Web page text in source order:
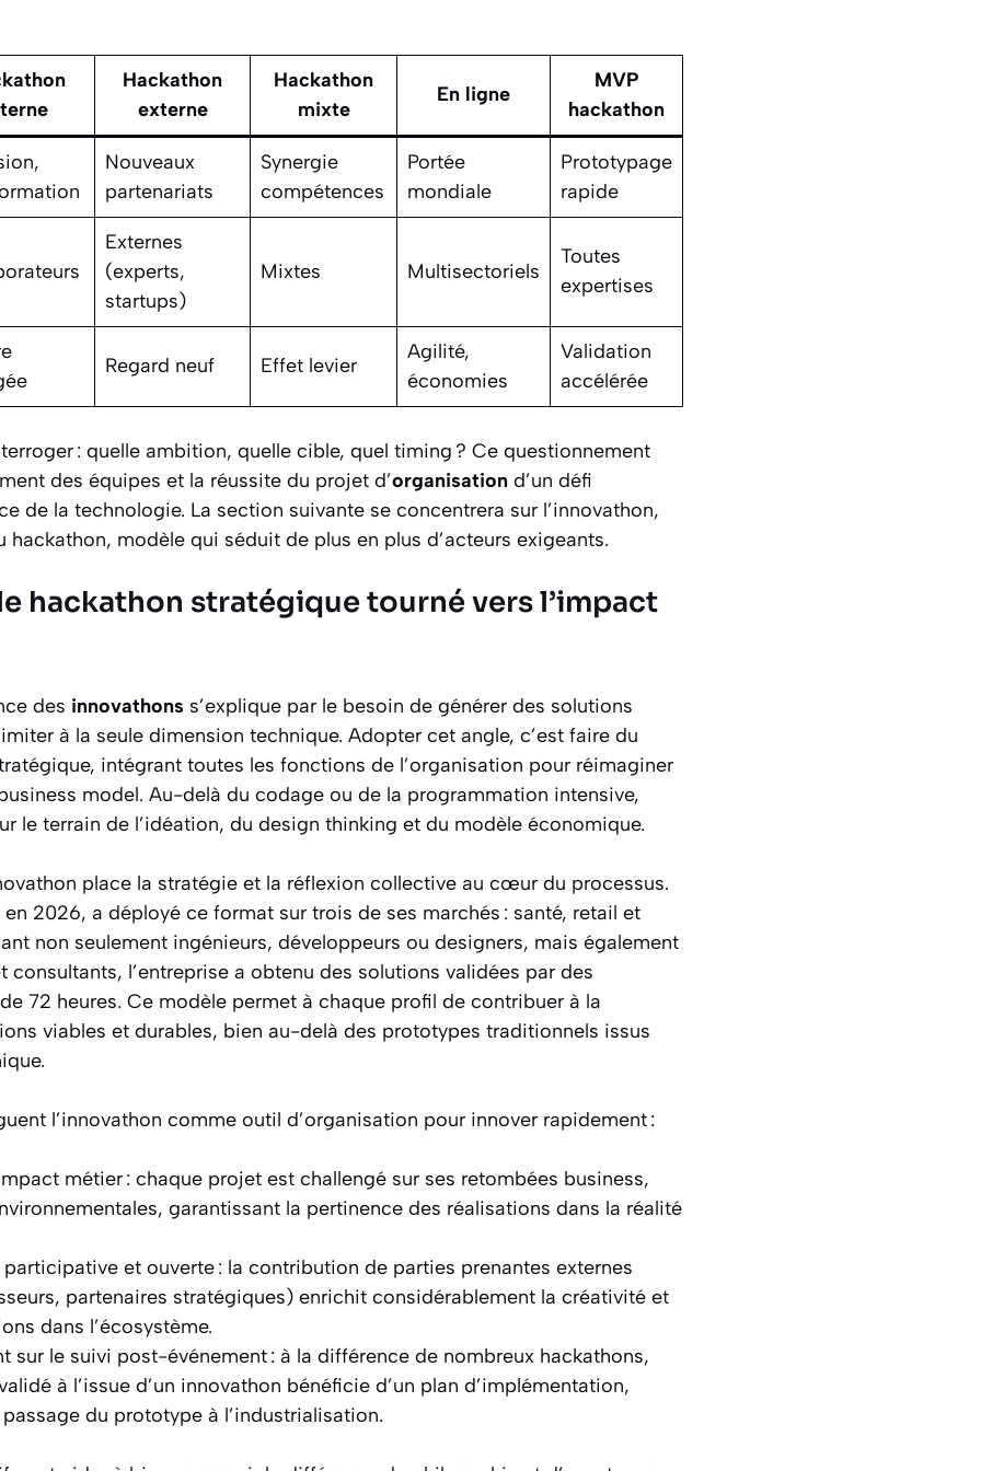
Hackathon
externe
Hackathon
mixte
En ligne
MVP
hackathon
Nouveaux
partenariats
Synergie
compétences
Portée
mondiale
Prototypage
rapide
Externes
(experts,
startups)
Mixtes Multisectoriels
Toutes
expertises
Regard neuf Effet levier
Agilité,
économies
Validation
accélérée
: quelle ambition, quelle cible, quel timing ? Ce questionnement
des équipes et la réussite du projet d’organisation d’un défi
de la technologie. La section suivante se concentrera sur l’innovathon,
hackathon, modèle qui séduit de plus en plus d’acteurs exigeants.
hackathon stratégique tourné vers l’impact
des innovathons s’explique par le besoin de générer des solutions
à la seule dimension technique. Adopter cet angle, c’est faire du
intégrant toutes les fonctions de l’organisation pour réimaginer
model. Au-delà du codage ou de la programmation intensive,
le terrain de l’idéation, du design thinking et du modèle économique.
place la stratégie et la réflexion collective au cœur du processus.
2026, a déployé ce format sur trois de ses marchés : santé, retail et
non seulement ingénieurs, développeurs ou designers, mais également
consultants, l’entreprise a obtenu des solutions validées par des
72 heures. Ce modèle permet à chaque profil de contribuer à la
viables et durables, bien au-delà des prototypes traditionnels issus
l’innovathon comme outil d’organisation pour innover rapidement :
métier : chaque projet est challengé sur ses retombées business,
garantissant la pertinence des réalisations dans la réalité
et ouverte : la contribution de parties prenantes externes
partenaires stratégiques) enrichit considérablement la créativité et
dans l’écosystème.
sur le suivi post-événement : à la différence de nombreux hackathons,
à l’issue d’un innovathon bénéficie d’un plan d’implémentation,
du prototype à l’industrialisation.